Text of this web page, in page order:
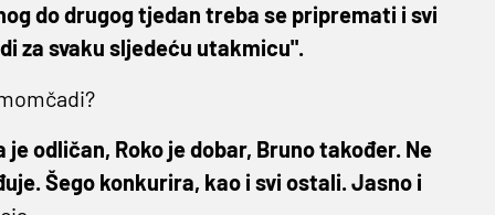
do drugog tjedan treba se pripremati i svi
za svaku sljedeću utakmicu".
odličan, Roko je dobar, Bruno također. Ne
Šego konkurira, kao i svi ostali. Jasno i